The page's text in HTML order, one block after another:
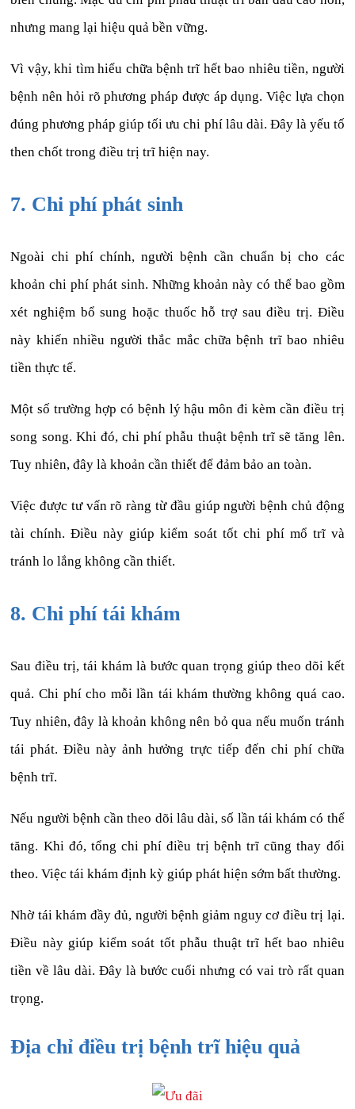
nhưng mang lại hiệu quả bền vững.
Vì vậy, khi tìm hiểu chữa bệnh trĩ hết bao nhiêu tiền, người
bệnh nên hỏi rõ phương pháp được áp dụng. Việc lựa chọn
đúng phương pháp giúp tối ưu chi phí lâu dài. Đây là yếu tố
then chốt trong điều trị trĩ hiện nay.
7. Chi phí phát sinh
Ngoài chi phí chính, người bệnh cần chuẩn bị cho các
khoản chi phí phát sinh. Những khoản này có thể bao gồm
xét nghiệm bổ sung hoặc thuốc hỗ trợ sau điều trị. Điều
này khiến nhiều người thắc mắc chữa bệnh trĩ bao nhiêu
tiền thực tế.
Một số trường hợp có bệnh lý hậu môn đi kèm cần điều trị
song song. Khi đó, chi phí phẫu thuật bệnh trĩ sẽ tăng lên.
Tuy nhiên, đây là khoản cần thiết để đảm bảo an toàn.
Việc được tư vấn rõ ràng từ đầu giúp người bệnh chủ động
tài chính. Điều này giúp kiểm soát tốt chi phí mổ trĩ và
tránh lo lắng không cần thiết.
8. Chi phí tái khám
Sau điều trị, tái khám là bước quan trọng giúp theo dõi kết
quả. Chi phí cho mỗi lần tái khám thường không quá cao.
Tuy nhiên, đây là khoản không nên bỏ qua nếu muốn tránh
tái phát. Điều này ảnh hưởng trực tiếp đến chi phí chữa
bệnh trĩ.
Nếu người bệnh cần theo dõi lâu dài, số lần tái khám có thể
tăng. Khi đó, tổng chi phí điều trị bệnh trĩ cũng thay đổi
theo. Việc tái khám định kỳ giúp phát hiện sớm bất thường.
Nhờ tái khám đầy đủ, người bệnh giảm nguy cơ điều trị lại.
Điều này giúp kiểm soát tốt phẫu thuật trĩ hết bao nhiêu
tiền về lâu dài. Đây là bước cuối nhưng có vai trò rất quan
trọng.
Địa chỉ điều trị bệnh trĩ hiệu quả